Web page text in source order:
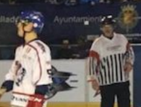
Policy Cookie policy